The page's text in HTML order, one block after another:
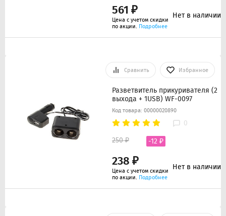
561 ₽
Цена с учетом скидки
по акции. Подробнее
Нет в наличии
Сравнить Избранное
Разветвитель прикуривателя (2
выхода + 1USB) WF-0097
Код товара: 00000020890
0
238 ₽
250 ₽ -12 ₽
Цена с учетом скидки
по акции. Подробнее
Нет в наличии